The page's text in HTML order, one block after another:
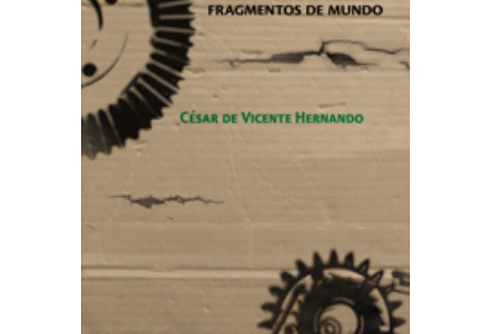
AÑADIR AL CARRITO